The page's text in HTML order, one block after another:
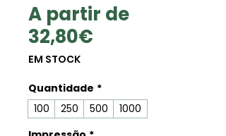
A partir de
32,80€
EM STOCK
Quantidade *
100
250 500
1000